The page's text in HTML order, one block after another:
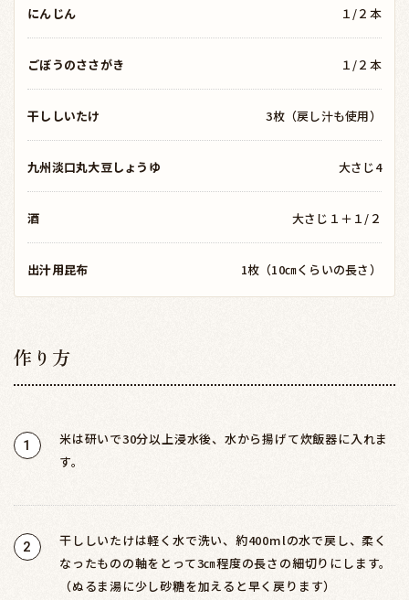
にんじん １/２本
ごぼうのささがき １/２本
干ししいたけ 3枚（戻し汁も使用）
九州淡口丸大豆しょうゆ 大さじ4
酒 大さじ１＋１/２
出汁用昆布 1枚（10㎝くらいの長さ）
作り方
1
米は研いで30分以上浸水後、水から揚げて炊飯器に入れま
す。
2
干ししいたけは軽く水で洗い、約400mlの水で戻し、柔く
なったものの軸をとって3㎝程度の長さの細切りにします。
（ぬるま湯に少し砂糖を加えると早く戻ります）